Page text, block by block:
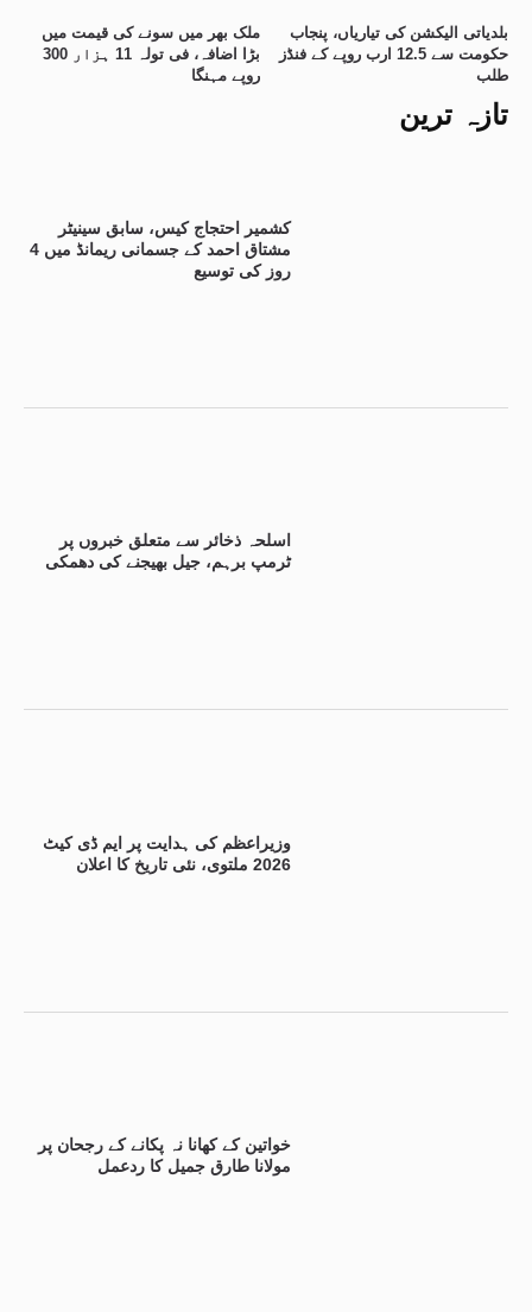
تازہ ترین
کشمیر احتجاج کیس، سابق سینیٹر
مشتاق احمد کے جسمانی ریمانڈ میں 4
روز کی توسیع
اسلحہ ذخائر سے متعلق خبروں پر
ٹرمپ برہم، جیل بھیجنے کی دھمکی
وزیراعظم کی ہدایت پر ایم ڈی کیٹ
2026 ملتوی، نئی تاریخ کا اعلان
خواتین کے کھانا نہ پکانے کے رجحان پر
مولانا طارق جمیل کا ردعمل
ملک بھر میں سونے کی قیمت میں
بڑا اضافہ، فی تولہ 11 ہزار 300
روپے مہنگا
بلدیاتی الیکشن کی تیاریاں، پنجاب
حکومت سے 12.5 ارب روپے کے فنڈز
طلب